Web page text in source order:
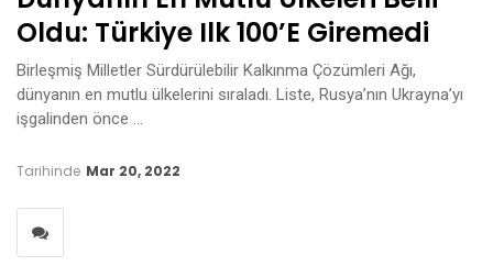
Oldu: Türkiye Ilk 100’e Giremedi
Birleşmiş Milletler Sürdürülebilir Kalkınma Çözümleri Ağı,
dünyanın en mutlu ülkelerini sıraladı. Liste, Rusya’nın Ukrayna’yı
işgalinden önce …
Tarihinde Mar 20, 2022